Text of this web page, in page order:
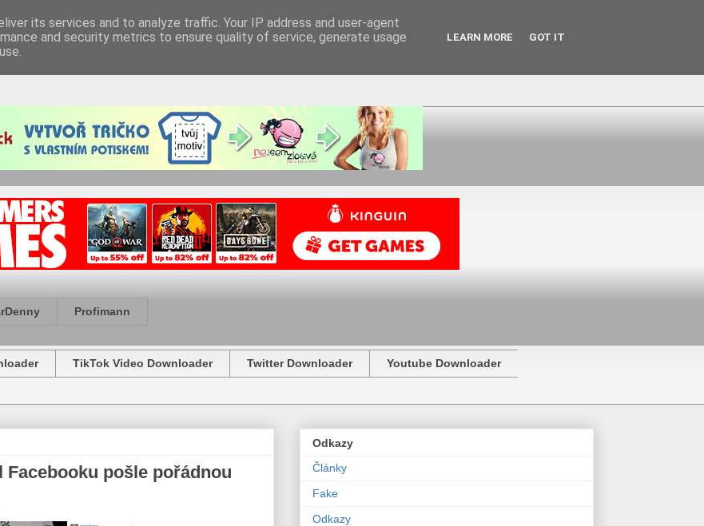
Profimann
TikTok Video Downloader Twitter Downloader Youtube Downloader
pošle pořádnou
Odkazy
Články
Fake
Odkazy
its services and to analyze traffic. Your IP address and user-agent
and security metrics to ensure quality of service, generate usage
LEARN MORE GOT IT